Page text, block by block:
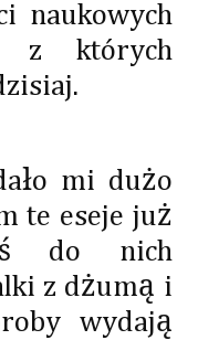
naukowych
z których
mi dużo
te eseje już
do nich
z dżumą i
wydają